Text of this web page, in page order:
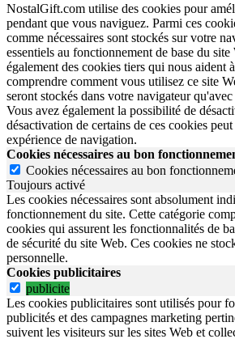
NostalGift.com utilise des cookies pour
pendant que vous naviguez. Parmi ces
comme nécessaires sont stockés sur votre
essentiels au fonctionnement de base du
également des cookies tiers qui nous aident
comprendre comment vous utilisez ce site
seront stockés dans votre navigateur
Vous avez également la possibilité de
désactivation de certains de ces cookies
expérience de navigation.
Cookies nécessaires au bon
Cookies nécessaires au bon
Toujours activé
Les cookies nécessaires sont absolument
fonctionnement du site. Cette catégorie
cookies qui assurent les fonctionnalités de
de sécurité du site Web. Ces cookies ne
personnelle.
Cookies publicitaires
publicite
Les cookies publicitaires sont utilisés pour
publicités et des campagnes marketing
suivent les visiteurs sur les sites Web et